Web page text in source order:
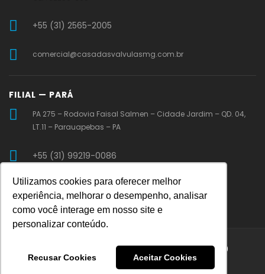
Utilizamos cookies para oferecer melhor
experiência, melhorar o desempenho, analisar
como você interage em nosso site e
personalizar conteúdo.
Recusar Cookies Aceitar Cookies
+55 (31) 2565-2005
comercial@casadasvalvulasmg.com.br
FILIAL — PARÁ
PA 275 – Rodovia Faisal Salmen – Cidade Jardim – QD. 04,
LT.11 – Parauapebas – PA
+55 (31) 99219-0086
vendaspa@casadasvalvulasmg.com.br
Casa das Válvulas © 2026 | 23.361.254/0001-30